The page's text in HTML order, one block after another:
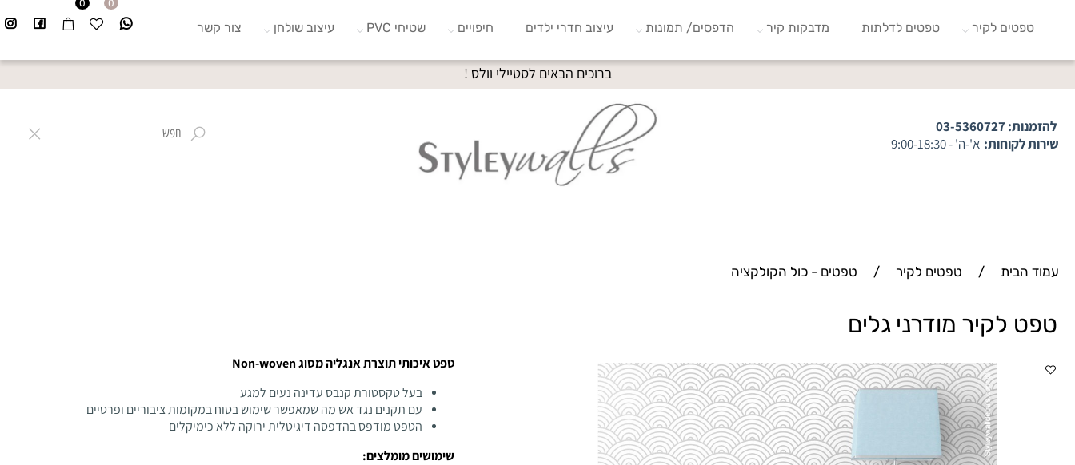
ברוכים הבאים לסטיילי וולס !
להזמנות:03-5360727
שירות לקוחות: א'-ה' - 9:00-18:30
0 0
טפטים לקיר טפטים לדלתות מדבקות קיר הדפסים/ תמונות עיצוב חדרי ילדים חיפויים שטיחי PVC עיצוב שולחן צור קשר
עמוד הבית / טפטים לקיר / טפטים - כול הקולקציה
טפט לקיר מודרני גלים
טפט איכותי תוצרת אנגליה מסוג Non-woven
בעל טקסטורת קנבס עדינה נעים למגע
עם תקנים נגד אש מה שמאפשר שימוש בטוח במקומות ציבוריים ופרטיים
הטפט מודפס בהדפסה דיגיטלית ירוקה ללא כימיקלים
שימושים מומלצים: